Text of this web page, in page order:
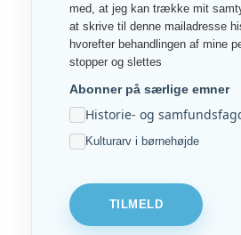
med, at jeg kan trække mit
at skrive til denne mailadresse
hvorefter behandlingen af mine
stopper og slettes
Abonner på særlige emner
Historie- og
Kulturarv i børnehøjde
TILMELD